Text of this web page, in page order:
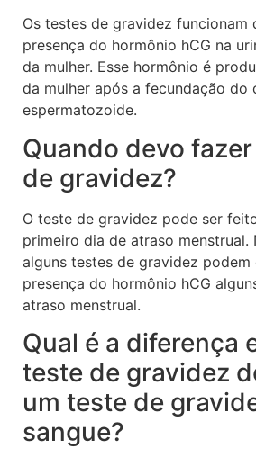
Os testes de gravidez funcionam
presença do hormônio hCG na
da mulher. Esse hormônio é
da mulher após a fecundação do
espermatozoide.
Quando devo
de gravidez?
O teste de gravidez pode ser
primeiro dia de atraso menstrual.
alguns testes de gravidez podem
presença do hormônio hCG
atraso menstrual.
Qual é a diferença
teste de gravidez
um teste de
sangue?